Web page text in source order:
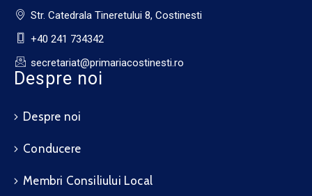
Str. Catedrala Tineretului 8, Costinesti
+40 241 734342
secretariat@primariacostinesti.ro​
Despre noi
Despre noi
Conducere
Membri Consiliului Local